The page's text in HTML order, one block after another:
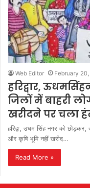
Web Editor February
हरिद्वार,
जिलों में बाहरी
खरीदने पर चला
हरिद्वा, उधम सिंह नगर को छोड़कर,
और कृषि भूमि नहीं खरीद…
Read More »